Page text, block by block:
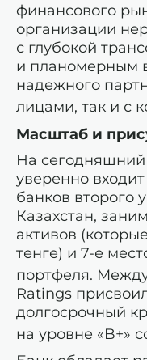
финансового
организации
с глубокой
и планомерным
надежного
лицами, так и с
Масштаб и
На
уверенно
банков второго
Казахстан,
активов
тенге) и 7-е
портфеля.
Ratings
долгосрочный
на уровне «B+»